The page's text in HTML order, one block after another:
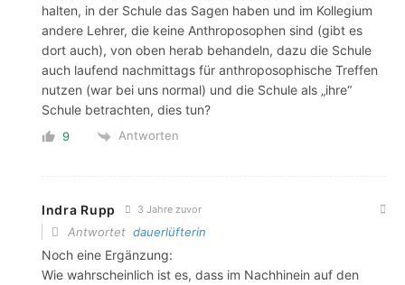
halten, in der Schule das Sagen haben und im Kollegium
andere Lehrer, die keine Anthroposophen sind (gibt es
dort auch), von oben herab behandeln, dazu die Schule
auch laufend nachmittags für anthroposophische Treffen
nutzen (war bei uns normal) und die Schule als „ihre“
Schule betrachten, dies tun?
9 Antworten
Indra Rupp 3 Jahre zuvor
Antwortet dauerlüfterin
Noch eine Ergänzung:
Wie wahrscheinlich ist es, dass im Nachhinein auf den